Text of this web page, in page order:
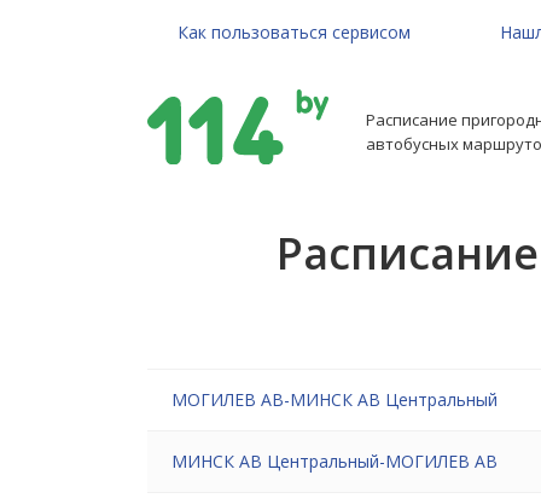
Как пользоваться сервисом
Расписание
автобусных
МОГИЛЕВ АВ-МИНСК АВ Центральный
МИНСК АВ Центральный-МОГИЛЕВ АВ